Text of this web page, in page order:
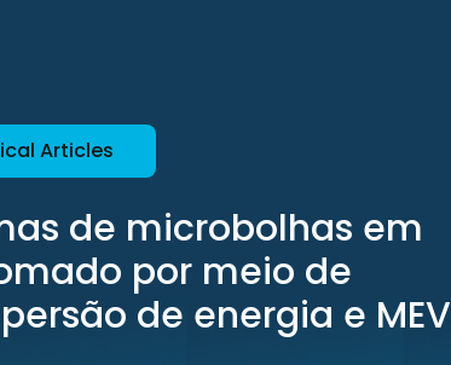
Articles
de microbolhas em
por meio de
de energia e MEV